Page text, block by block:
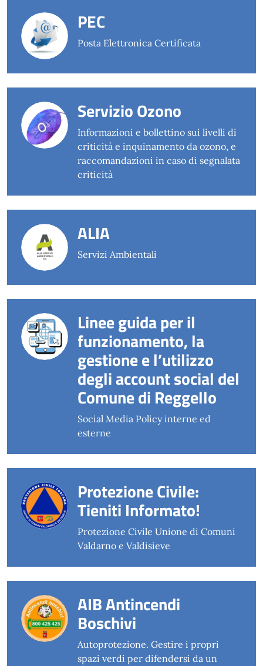
PEC
Posta Elettronica Certificata
Servizio Ozono
Informazioni e bollettino sui livelli di
criticità e inquinamento da ozono, e
raccomandazioni in caso di segnalata
criticità
ALIA
Servizi Ambientali
Linee guida per il
funzionamento, la
gestione e l’utilizzo
degli account social del
Comune di Reggello
Social Media Policy interne ed
esterne
Protezione Civile:
Tieniti Informato!
Protezione Civile Unione di Comuni
Valdarno e Valdisieve
AIB Antincendi
Boschivi
Autoprotezione. Gestire i propri
spazi verdi per difendersi da un